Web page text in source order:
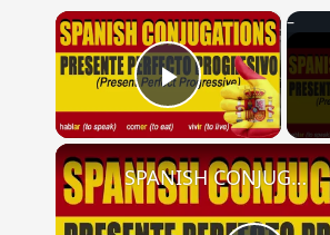
×
Play Video
SPANISH CONJUGATIONS: Present Perfect Progressive (Presente Perfecto Progresivo)